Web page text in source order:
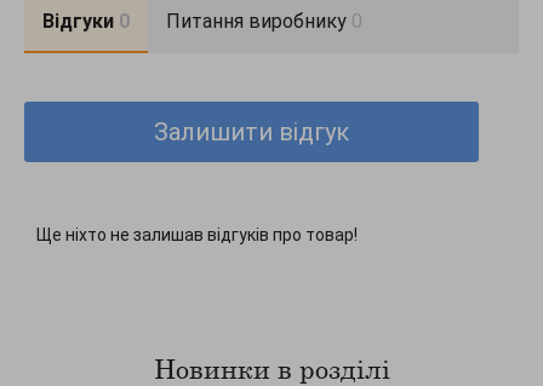
Відгуки 0 Питання виробнику 0
Залишити відгук
Ще ніхто не залишав відгуків про товар!
Новинки в розділі